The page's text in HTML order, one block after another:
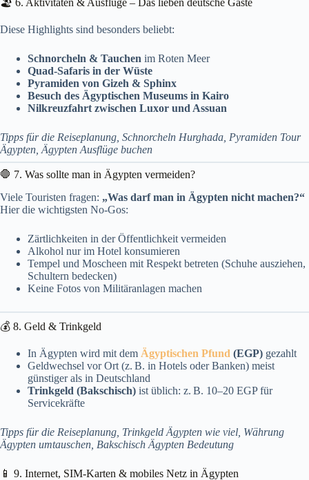
🏖️ 6. Aktivitäten & Ausflüge – Das lieben deutsche Gäste
Diese Highlights sind besonders beliebt:
Schnorcheln & Tauchen im Roten Meer
Quad-Safaris in der Wüste
Pyramiden von Gizeh & Sphinx
Besuch des Ägyptischen Museums in Kairo
Nilkreuzfahrt zwischen Luxor und Assuan
Tipps für die Reiseplanung, Schnorcheln Hurghada, Pyramiden Tour
Ägypten, Ägypten Ausflüge buchen
🛑 7. Was sollte man in Ägypten vermeiden?
Viele Touristen fragen: „Was darf man in Ägypten nicht machen?“
Hier die wichtigsten No-Gos:
Zärtlichkeiten in der Öffentlichkeit vermeiden
Alkohol nur im Hotel konsumieren
Tempel und Moscheen mit Respekt betreten (Schuhe ausziehen,
Schultern bedecken)
Keine Fotos von Militäranlagen machen
💰 8. Geld & Trinkgeld
In Ägypten wird mit dem Ägyptischen Pfund (EGP) gezahlt
Geldwechsel vor Ort (z. B. in Hotels oder Banken) meist
günstiger als in Deutschland
Trinkgeld (Bakschisch) ist üblich: z. B. 10–20 EGP für
Servicekräfte
Tipps für die Reiseplanung, Trinkgeld Ägypten wie viel, Währung
Ägypten umtauschen, Bakschisch Ägypten Bedeutung
📱 9. Internet, SIM-Karten & mobiles Netz in Ägypten